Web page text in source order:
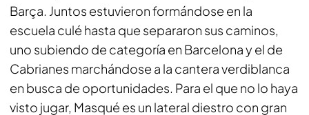
Barça. Juntos estuvieron formándose en la
escuela culé hasta que separaron sus caminos,
uno subiendo de categoría en Barcelona y el de
Cabrianes marchándose a la cantera verdiblanca
en busca de oportunidades. Para el que no lo haya
visto jugar, Masqué es un lateral diestro con gran